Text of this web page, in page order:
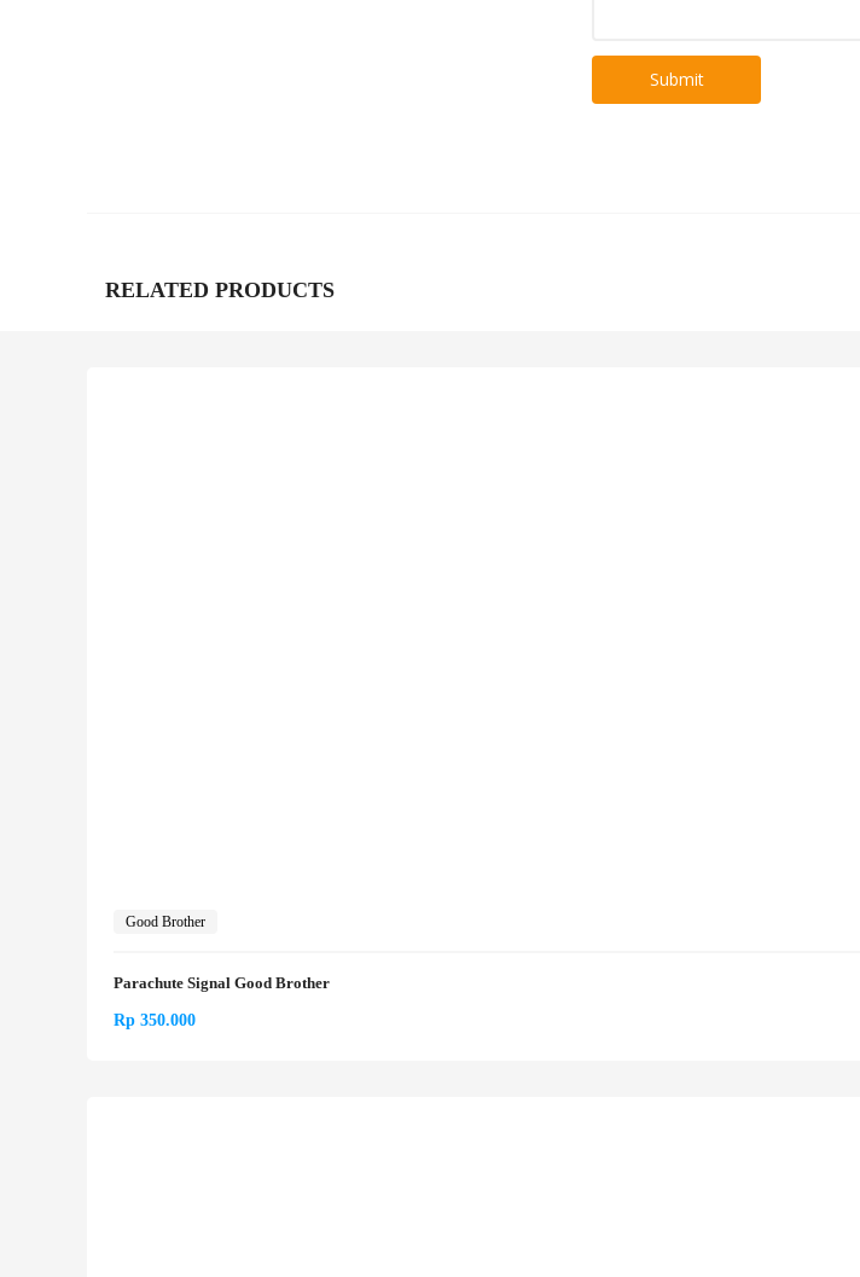
RELATED PRODUCTS
Good Brother
Parachute Signal Good Brother
Rp 350.000